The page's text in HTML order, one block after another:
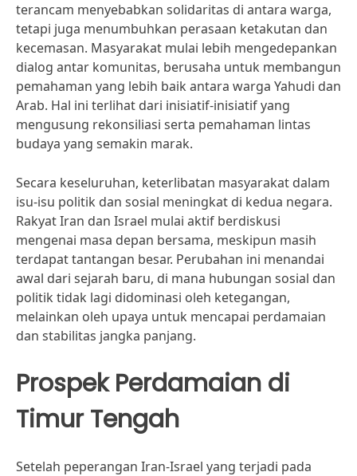
terancam menyebabkan solidaritas di antara warga,
tetapi juga menumbuhkan perasaan ketakutan dan
kecemasan. Masyarakat mulai lebih mengedepankan
dialog antar komunitas, berusaha untuk membangun
pemahaman yang lebih baik antara warga Yahudi dan
Arab. Hal ini terlihat dari inisiatif-inisiatif yang
mengusung rekonsiliasi serta pemahaman lintas
budaya yang semakin marak.
Secara keseluruhan, keterlibatan masyarakat dalam
isu-isu politik dan sosial meningkat di kedua negara.
Rakyat Iran dan Israel mulai aktif berdiskusi
mengenai masa depan bersama, meskipun masih
terdapat tantangan besar. Perubahan ini menandai
awal dari sejarah baru, di mana hubungan sosial dan
politik tidak lagi didominasi oleh ketegangan,
melainkan oleh upaya untuk mencapai perdamaian
dan stabilitas jangka panjang.
Prospek Perdamaian di
Timur Tengah
Setelah peperangan Iran-Israel yang terjadi pada